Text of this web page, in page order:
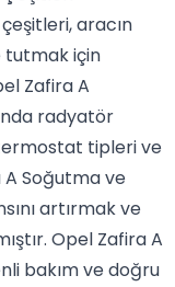
aracın
tutmak için
Zafira A
radyatör
tipleri ve
Soğutma ve
artırmak ve
Opel Zafira A
bakım ve doğru